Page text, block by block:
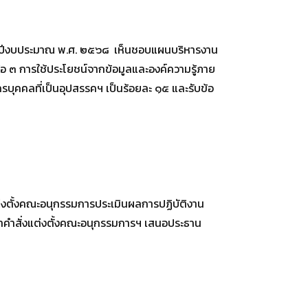
งบประมาณ พ.ศ. ๒๕๖๘ เห็นชอบแผนบริหารงาน
การใช้ประโยชน์จากข้อมูลและองค์ความรู้ภาย
บุคคลที่เป็นอุปสรรคฯ เป็นร้อยละ ๑๕ และรับข้อ
งคณะอนุกรรมการประเมินผลการปฏิบัติงาน
ำสั่งแต่งตั้งคณะอนุกรรมการฯ เสนอประธาน